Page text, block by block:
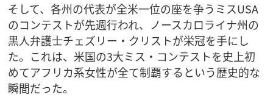
そして、各州の代表が全米一位の座を争うミスUSA
のコンテストが先週行われ、ノースカロライナ州の
黒人弁護士チェズリー・クリストが栄冠を手にし
た。これは、米国の3大ミス・コンテストを史上初
めてアフリカ系女性が全て制覇するという歴史的な
瞬間だった。